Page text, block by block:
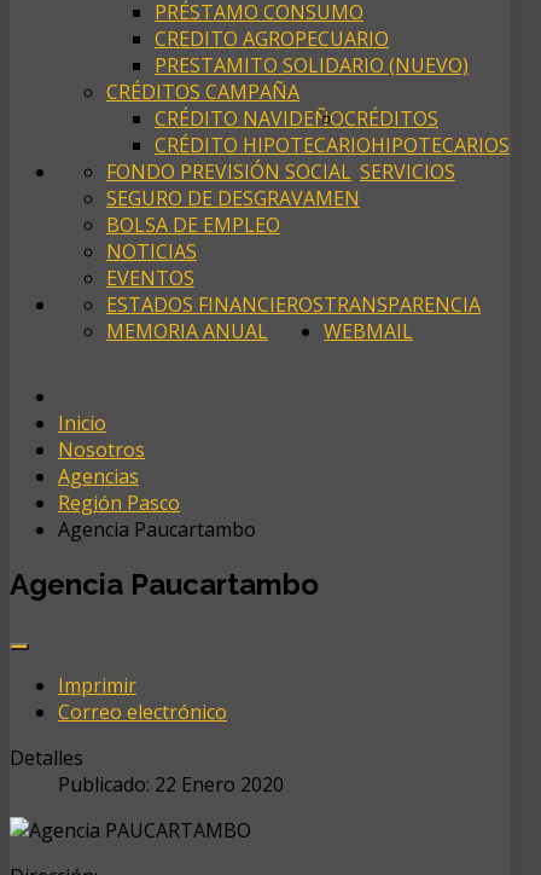
PRÉSTAMO CONSUMO
CREDITO AGROPECUARIO
PRESTAMITO SOLIDARIO (NUEVO)
CRÉDITOS CAMPAÑA
CRÉDITO NAVIDEÑOCRÉDITOS
HIPOTECARIOS
CRÉDITO HIPOTECARIO
SERVICIOS
FONDO PREVISIÓN SOCIAL
SEGURO DE DESGRAVAMEN
BOLSA DE EMPLEO
NOTICIAS
EVENTOS
TRANSPARENCIA
ESTADOS FINANCIEROS
MEMORIA ANUAL
WEBMAIL
Inicio
Nosotros
Agencias
Región Pasco
Agencia Paucartambo
Agencia Paucartambo
Imprimir
Correo electrónico
Detalles
Publicado: 22 Enero 2020